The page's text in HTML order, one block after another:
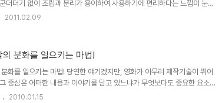
더더기 없이 조립과 분리가 용이하여 사용하기에 편리하다는 느낌이 눈에
미지상으로 볼때도 참 좋은 아이디어 디자인이라는 생각이 듭니다. 언젠가
디자인은 단순히 보기 좋게 하는 것이 아니라 과학과 편리성, 효율적인 면
아 있는 것이라고... 이미지 출처 : www.yankodesi..
2011.02.09
분화를 일으키는 마법!
화를 일으키는 마법! 당연한 얘기겠지만, 영화가 아무리 제작기술이 뛰어
중심은 어떠한 내용과 이야기를 담고 있느냐가 무엇보다도 중요한 요소일
수백억의 제작 비용을 홍보의 전면에 내세우고 실감나는 CG영상을 제작했
2010.01.15